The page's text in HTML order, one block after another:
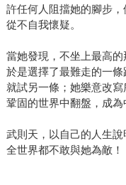
許任何人阻擋她的腳步
從不自我懷疑。
當她發現，不坐上最高
於是選擇了最難走的一
就試另一條；她樂意改
鞏固的世界中翻盤，成為
武則天，以自己的人生
全世界都不敢與她為敵！